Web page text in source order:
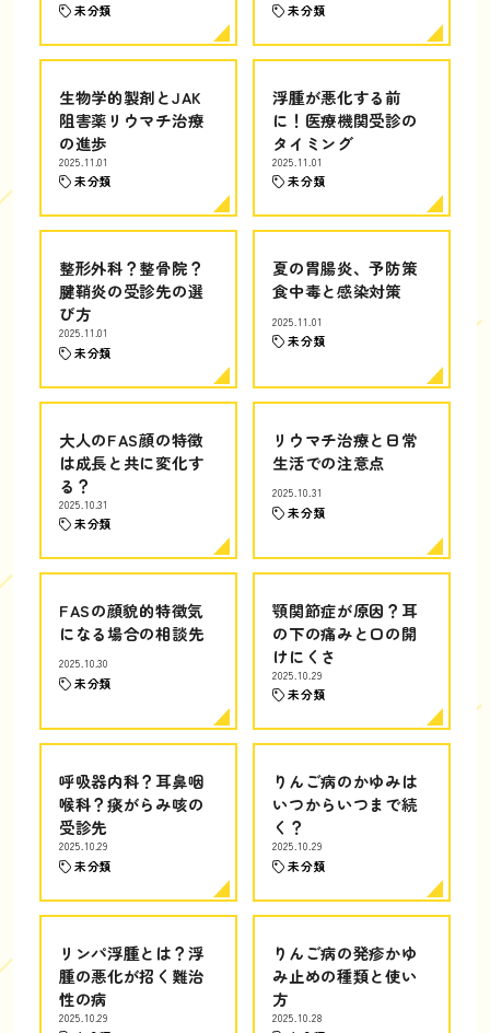
未分類 未分類
生物学的製剤とJAK
阻害薬リウマチ治療
の進歩
2025.11.01
未分類
浮腫が悪化する前
に！医療機関受診の
タイミング
2025.11.01
未分類
整形外科？整骨院？
腱鞘炎の受診先の選
び方
2025.11.01
未分類
夏の胃腸炎、予防策
食中毒と感染対策
2025.11.01
未分類
大人のFAS顔の特徴
は成長と共に変化す
る？
2025.10.31
未分類
リウマチ治療と日常
生活での注意点
2025.10.31
未分類
FASの顔貌的特徴気
になる場合の相談先
2025.10.30
未分類
顎関節症が原因？耳
の下の痛みと口の開
けにくさ
2025.10.29
未分類
呼吸器内科？耳鼻咽
喉科？痰がらみ咳の
受診先
2025.10.29
未分類
りんご病のかゆみは
いつからいつまで続
く？
2025.10.29
未分類
リンパ浮腫とは？浮
腫の悪化が招く難治
性の病
2025.10.29
りんご病の発疹かゆ
み止めの種類と使い
方
2025.10.28